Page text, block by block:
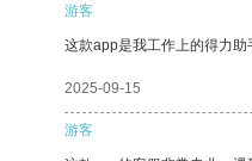
游客
这款app是我工作上的得力助
2025-09-15
游客